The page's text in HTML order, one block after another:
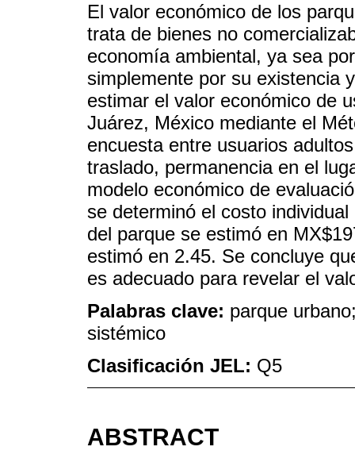
El valor económico de los
trata de bienes no
economía ambiental, ya sea
simplemente por su existencia
estimar el valor económico de
Juárez, México mediante el
encuesta entre usuarios
traslado, permanencia en el
modelo económico de
se determinó el costo
del parque se estimó en
estimó en 2.45. Se concluye
es adecuado para revelar el
Palabras clave: parque
sistémico
Clasificación JEL: Q5
ABSTRACT